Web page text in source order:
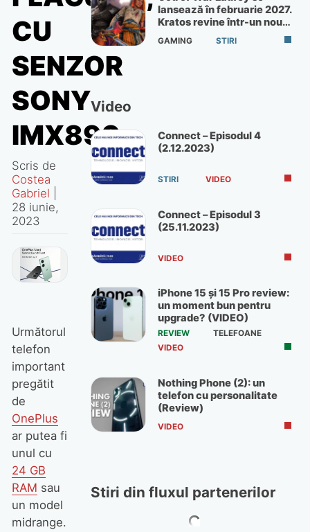
CU
SENZOR
SONY
IMX890
Scris de
Costea
Gabriel
28 iunie,
2023
Următorul
telefon
important
pregătit
de
OnePlus
ar putea fi
unul cu
24 GB
RAM sau
un model
midrange.
lansează în februarie 2027.
Kratos revine într-un nou
God of War
GAMING STIRI
Video
Connect – Episodul 4
(2.12.2023)
STIRI VIDEO
Connect – Episodul 3
(25.11.2023)
VIDEO
iPhone 15 și 15 Pro review:
un moment bun pentru
upgrade? (VIDEO)
REVIEW
TELEFOANE
VIDEO
Nothing Phone (2): un
telefon cu personalitate
(Review)
VIDEO
Stiri din fluxul partenerilor